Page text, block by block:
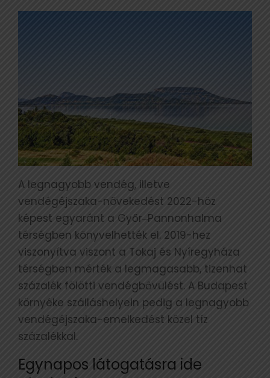
A legnagyobb vendég, illetve
vendégéjszaka-növekedést 2022-höz
képest egyaránt a Győr‒Pannonhalma
térségben könyvelhették el. 2019-hez
viszonyítva viszont a Tokaj és Nyíregyháza
térségben mérték a legmagasabb, tizenhat
százalék fölötti vendégbővülést. A Budapest
környéke szálláshelyein pedig a legnagyobb
vendégéjszaka-emelkedést közel tíz
százalékkal.
Egynapos látogatásra ide